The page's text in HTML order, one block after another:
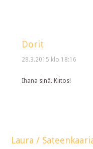
Dorit
28.3.2015 klo 18:16
Ihana sinä. Kiitos!
Laura /